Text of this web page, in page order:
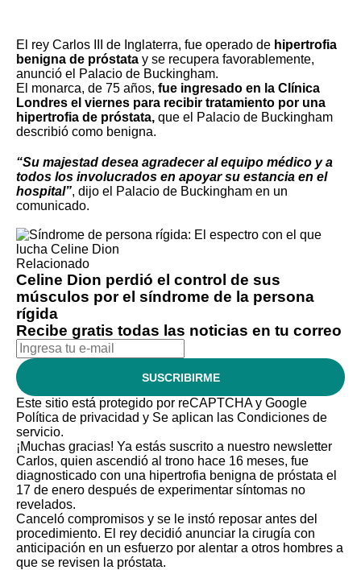
El rey Carlos III de Inglaterra, fue operado de hipertrofia
benigna de próstata y se recupera favorablemente,
anunció el Palacio de Buckingham.
El monarca, de 75 años, fue ingresado en la Clínica
Londres el viernes para recibir tratamiento por una
hipertrofia de próstata, que el Palacio de Buckingham
describió como benigna.
“Su majestad desea agradecer al equipo médico y a
todos los involucrados en apoyar su estancia en el
hospital”, dijo el Palacio de Buckingham en un
comunicado.
Relacionado
Celine Dion perdió el control de sus
músculos por el síndrome de la persona
rígida
Recibe gratis todas las noticias en tu correo
SUSCRIBIRME
Este sitio está protegido por reCAPTCHA y Google
Política de privacidad y Se aplican las Condiciones de
servicio.
¡Muchas gracias! Ya estás suscrito a nuestro newsletter
Carlos, quien ascendió al trono hace 16 meses, fue
diagnosticado con una hipertrofia benigna de próstata el
17 de enero después de experimentar síntomas no
revelados.
Canceló compromisos y se le instó reposar antes del
procedimiento. El rey decidió anunciar la cirugía con
anticipación en un esfuerzo por alentar a otros hombres a
que se revisen la próstata.